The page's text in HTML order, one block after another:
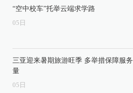
“空中校车”托举云端求学路
05 日
三亚迎来暑期旅游旺季 多举措保障服
量
05 日